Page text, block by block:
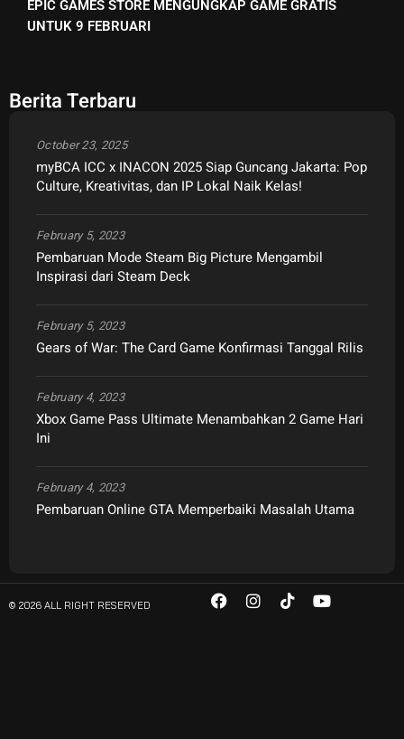
EPIC GAMES STORE MENGUNGKAP GAME GRATIS
UNTUK 9 FEBRUARI
Berita Terbaru
myBCA ICC x INACON 2025 Siap Guncang Jakarta: Pop
Culture, Kreativitas, dan IP Lokal Naik Kelas!
October 23, 2025
Pembaruan Mode Steam Big Picture Mengambil
Inspirasi dari Steam Deck
February 5, 2023
Gears of War: The Card Game Konfirmasi Tanggal Rilis
February 5, 2023
Xbox Game Pass Ultimate Menambahkan 2 Game Hari
Ini
February 4, 2023
Pembaruan Online GTA Memperbaiki Masalah Utama
February 4, 2023
© 2026 ALL RIGHT RESERVED